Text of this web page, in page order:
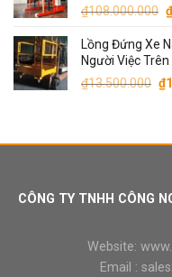
₫108.000.000
Lồng Đứng Xe
Người Việc Trên
₫13.500.000 ₫
CÔNG TY TNHH CÔNG
Website:
Email :